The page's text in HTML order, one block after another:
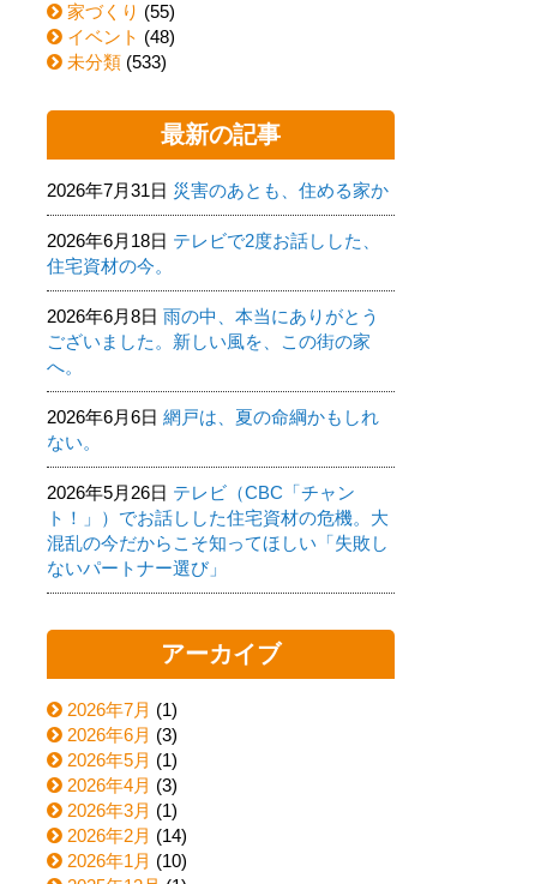
家づくり (55)
イベント (48)
未分類 (533)
最新の記事
2026年7月31日 災害のあとも、住める家か
2026年6月18日 テレビで2度お話しした、
住宅資材の今。
2026年6月8日 雨の中、本当にありがとう
ございました。新しい風を、この街の家
へ。
2026年6月6日 網戸は、夏の命綱かもしれ
ない。
2026年5月26日 テレビ（CBC「チャン
ト！」）でお話しした住宅資材の危機。大
混乱の今だからこそ知ってほしい「失敗し
ないパートナー選び」
アーカイブ
2026年7月 (1)
2026年6月 (3)
2026年5月 (1)
2026年4月 (3)
2026年3月 (1)
2026年2月 (14)
2026年1月 (10)